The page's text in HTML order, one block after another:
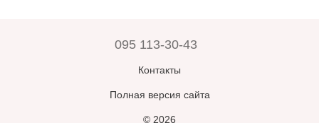
095 113-30-43
Контакты
Полная версия сайта
© 2026